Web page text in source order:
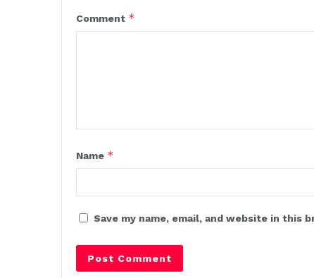
Comment *
Name *
Save my name, email, and website in this